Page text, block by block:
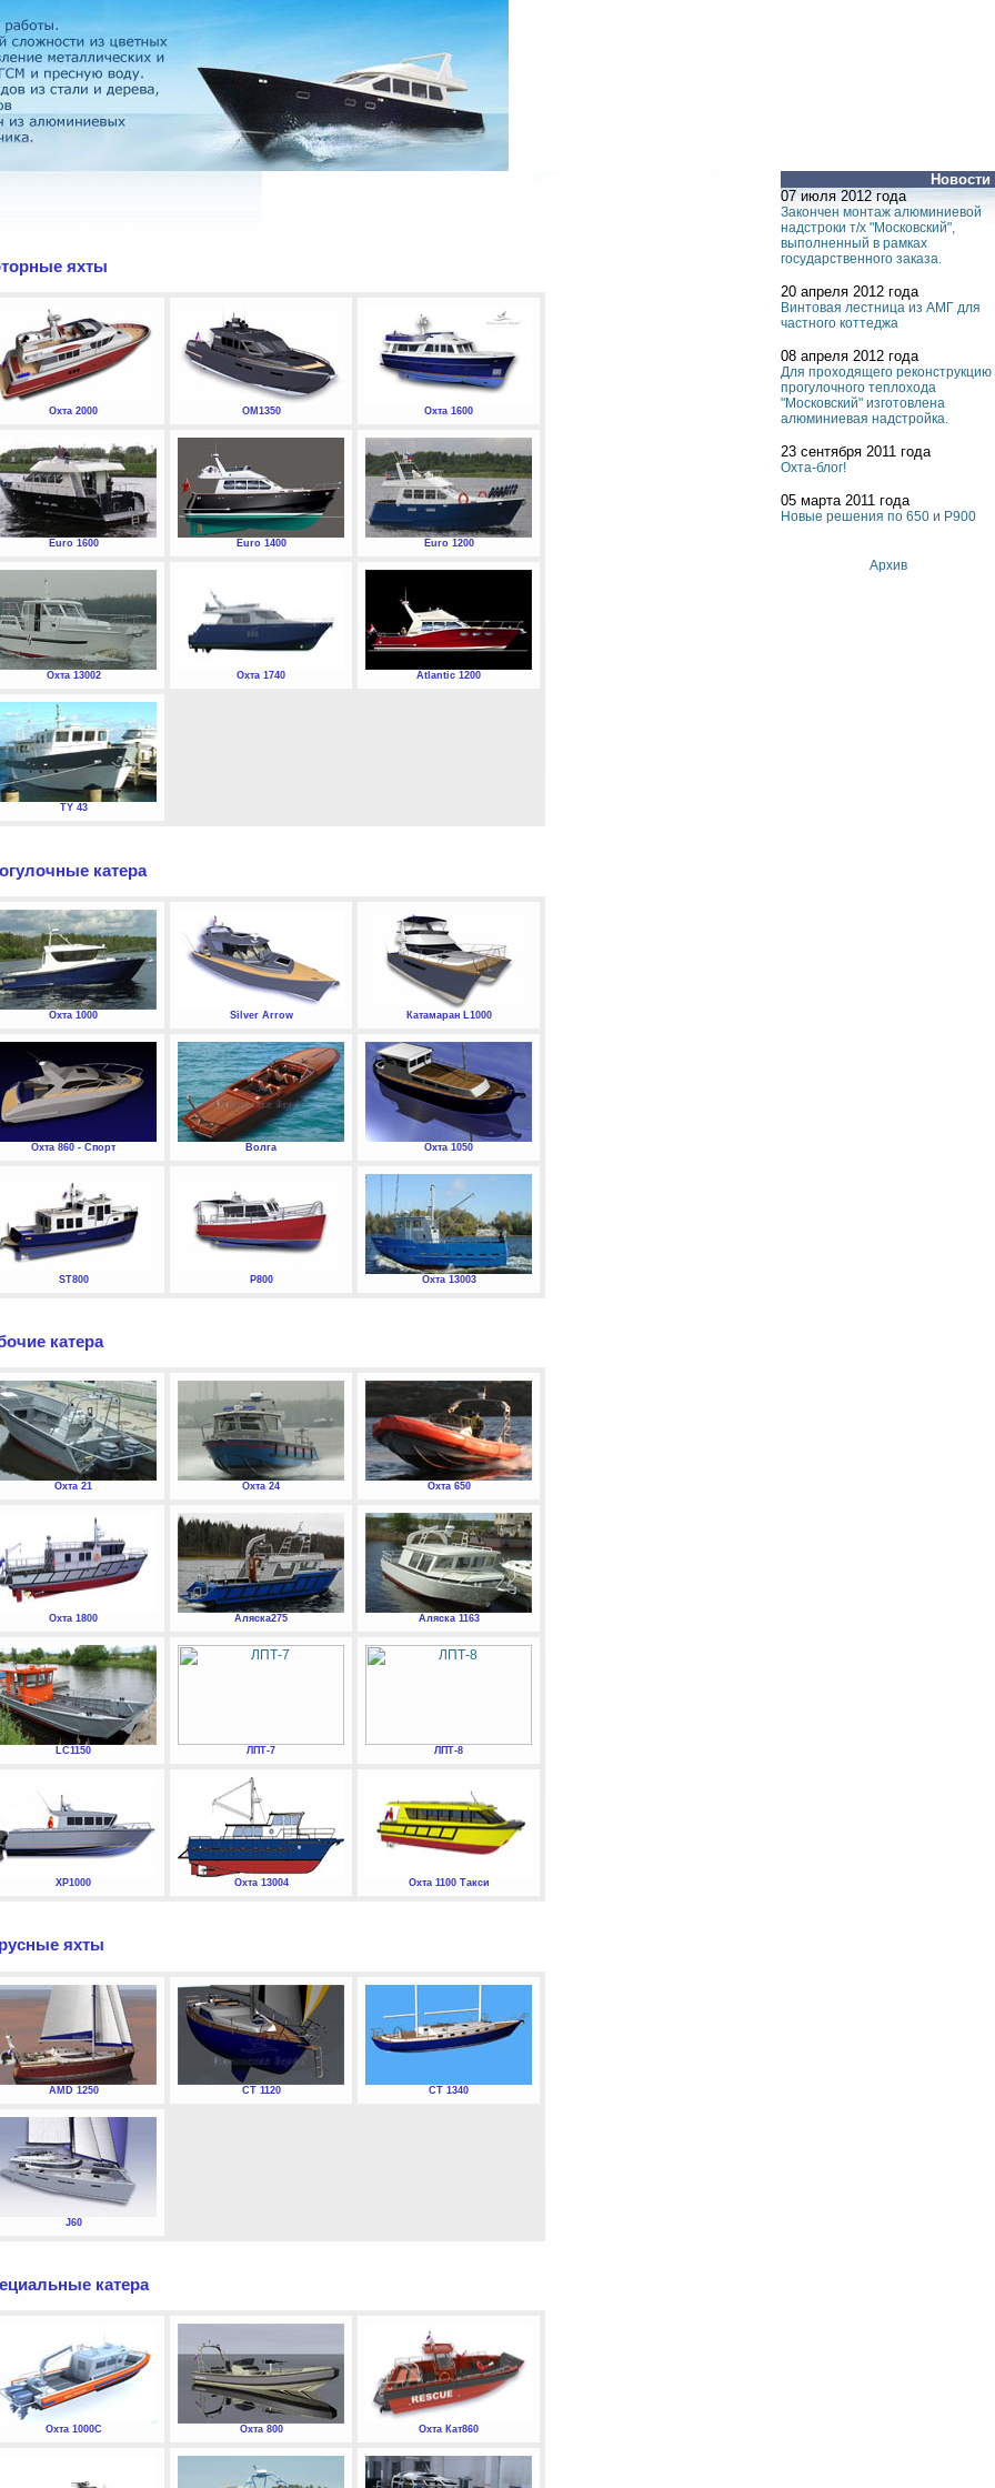
Новости
07 июля 2012 года
Закончен монтаж алюминиевой
надстроки т/х "Московский",
выполненный в рамках
государственного заказа.
20 апреля 2012 года
Винтовая лестница из АМГ для
частного коттеджа
08 апреля 2012 года
Для проходящего реконструкцию
прогулочного теплохода
"Московский" изготовлена
алюминиевая надстройка.
23 сентября 2011 года
Охта-блог!
05 марта 2011 года
Новые решения по 650 и P900
Архив
яхты
Охта 2000 ОМ1350 Охта 1600
Euro 1600 Euro 1400 Euro 1200
Охта 13002 Охта 1740 Atlantic 1200
TY 43
катера
Охта 1000 Silver Arrow Катамаран L1000
Охта 860 - Спорт Волга Охта 1050
ST800 P800 Охта 13003
катера
Охта 21 Охта 24 Охта 650
Охта 1800 Аляска275 Аляска 1163
LC1150 ЛПТ-7 ЛПТ-8
XP1000 Охта 13004 Охта 1100 Такси
яхты
AMD 1250 СТ 1120 СТ 1340
J60
катера
Охта 1000С Охта 800 Охта Кат860